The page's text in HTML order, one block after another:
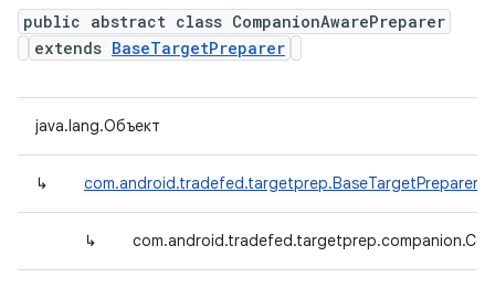
public abstract class CompanionAwarePreparer
extends BaseTargetPreparer
java.lang.Объект
↳ com.android.tradefed.targetprep.BaseTargetPreparer
↳